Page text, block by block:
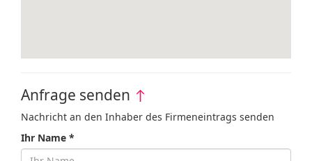
Anfrage senden ↑
Nachricht an den Inhaber des Firmeneintrags senden
Ihr Name *